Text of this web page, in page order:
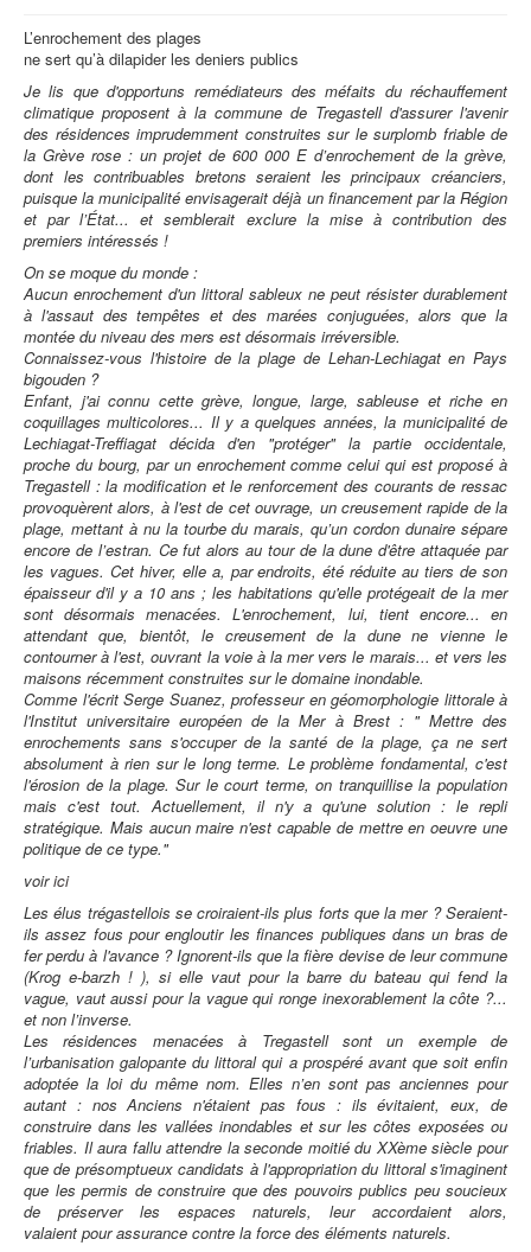
L’enrochement des plages
ne sert qu’à dilapider les deniers publics
Je lis que d'opportuns remédiateurs des méfaits du réchauffement
climatique proposent à la commune de Tregastell d'assurer l'avenir
des résidences imprudemment construites sur le surplomb friable de
la Grève rose : un projet de 600 000 E d’enrochement de la grève,
dont les contribuables bretons seraient les principaux créanciers,
puisque la municipalité envisagerait déjà un financement par la Région
et par l’État... et semblerait exclure la mise à contribution des
premiers intéressés !
On se moque du monde :
Aucun enrochement d'un littoral sableux ne peut résister durablement
à l'assaut des tempêtes et des marées conjuguées, alors que la
montée du niveau des mers est désormais irréversible.
Connaissez-vous l'histoire de la plage de Lehan-Lechiagat en Pays
bigouden ?
Enfant, j'ai connu cette grève, longue, large, sableuse et riche en
coquillages multicolores... Il y a quelques années, la municipalité de
Lechiagat-Treffiagat décida d'en "protéger" la partie occidentale,
proche du bourg, par un enrochement comme celui qui est proposé à
Tregastell : la modification et le renforcement des courants de ressac
provoquèrent alors, à l'est de cet ouvrage, un creusement rapide de la
plage, mettant à nu la tourbe du marais, qu’un cordon dunaire sépare
encore de l’estran. Ce fut alors au tour de la dune d'être attaquée par
les vagues. Cet hiver, elle a, par endroits, été réduite au tiers de son
épaisseur d'il y a 10 ans ; les habitations qu'elle protégeait de la mer
sont désormais menacées. L'enrochement, lui, tient encore... en
attendant que, bientôt, le creusement de la dune ne vienne le
contourner à l'est, ouvrant la voie à la mer vers le marais... et vers les
maisons récemment construites sur le domaine inondable.
Comme l'écrit Serge Suanez, professeur en géomorphologie littorale à
l'Institut universitaire européen de la Mer à Brest : " Mettre des
enrochements sans s'occuper de la santé de la plage, ça ne sert
absolument à rien sur le long terme. Le problème fondamental, c'est
l'érosion de la plage. Sur le court terme, on tranquillise la population
mais c'est tout. Actuellement, il n'y a qu'une solution : le repli
stratégique. Mais aucun maire n'est capable de mettre en oeuvre une
politique de ce type."
voirici
Les élus trégastellois se croiraient-ils plus forts que la mer ? Seraient-
ils assez fous pour engloutir les finances publiques dans un bras de
fer perdu à l'avance ? Ignorent-ils que la fière devise de leur commune
(Krog e-barzh ! ), si elle vaut pour la barre du bateau qui fend la
vague, vaut aussi pour la vague qui ronge inexorablement la côte ?...
et non l’inverse.
Les résidences menacées à Tregastell sont un exemple de
l’urbanisation galopante du littoral qui a prospéré avant que soit enfin
adoptée la loi du même nom. Elles n’en sont pas anciennes pour
autant : nos Anciens n'étaient pas fous : ils évitaient, eux, de
construire dans les vallées inondables et sur les côtes exposées ou
friables. Il aura fallu attendre la seconde moitié du XXème siècle pour
que de présomptueux candidats à l'appropriation du littoral s'imaginent
que les permis de construire que des pouvoirs publics peu soucieux
de préserver les espaces naturels, leur accordaient alors,
valaient pour assurance contre la force des éléments naturels.